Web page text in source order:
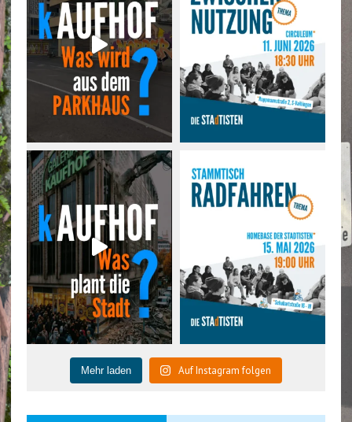
Mehr laden Auf Instagram folgen